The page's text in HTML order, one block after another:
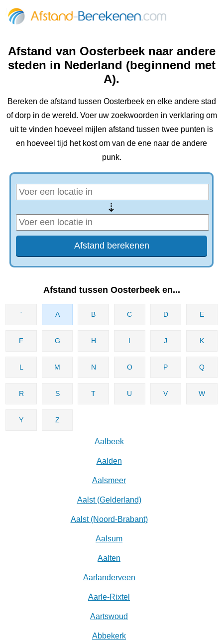
Afstand van Oosterbeek naar andere
steden in Nederland (beginnend met
A).
Bereken de afstand tussen Oosterbeek en elke andere stad
of dorp in de wereld. Voer uw zoekwoorden in verklaring om
uit te vinden hoeveel mijlen afstand tussen twee punten is
en hoeveel tijd het kost om van de ene naar de andere
punk.
⇢
Afstand tussen Oosterbeek en...
' A B C D E
F G H I J K
L M N O P Q
R S T U V W
Y Z
Aalbeek
Aalden
Aalsmeer
Aalst (Gelderland)
Aalst (Noord-Brabant)
Aalsum
Aalten
Aarlanderveen
Aarle-Rixtel
Aartswoud
Abbekerk